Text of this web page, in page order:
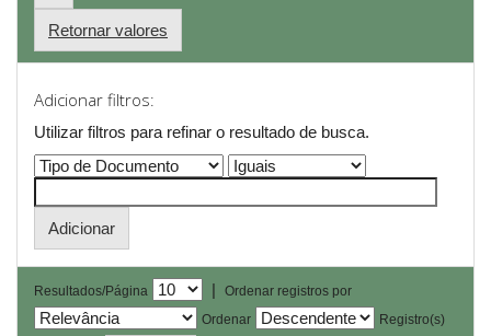
Retornar valores
Adicionar filtros:
Utilizar filtros para refinar o resultado de busca.
Resultados/Página |
Ordenar registros por
Ordenar
Registro(s)